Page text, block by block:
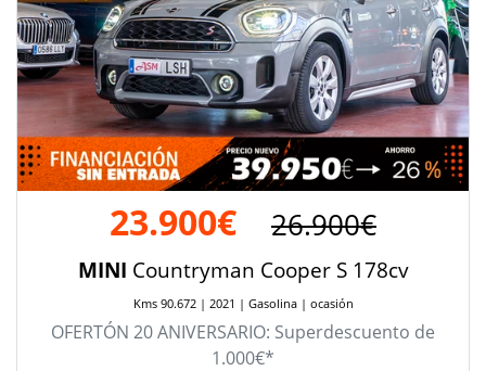
23.900€ 26.900€
MINI Countryman Cooper S 178cv
Kms 90.672 | 2021 | Gasolina | ocasión
OFERTÓN 20 ANIVERSARIO: Superdescuento de
1.000€*